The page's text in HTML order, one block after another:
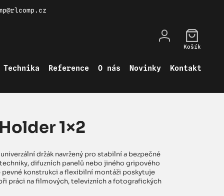
Technika Reference O nás Novinky Kontakt
Košík
1×2
držák navržený pro stabilní a bezpečné
difuzních panelů nebo jiného gripového
pevné konstrukci a flexibilní montáži poskytuje
práci na filmových, televizních a fotografických